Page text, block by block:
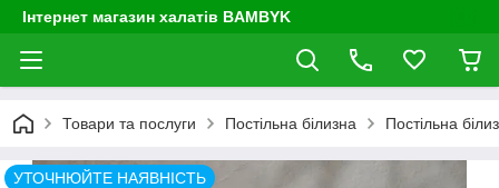
Інтернет магазин халатів BAMBYK
Товари та послуги Постільна білизна Постільна
УТОЧНЮЙТЕ НАЯВНІСТЬ